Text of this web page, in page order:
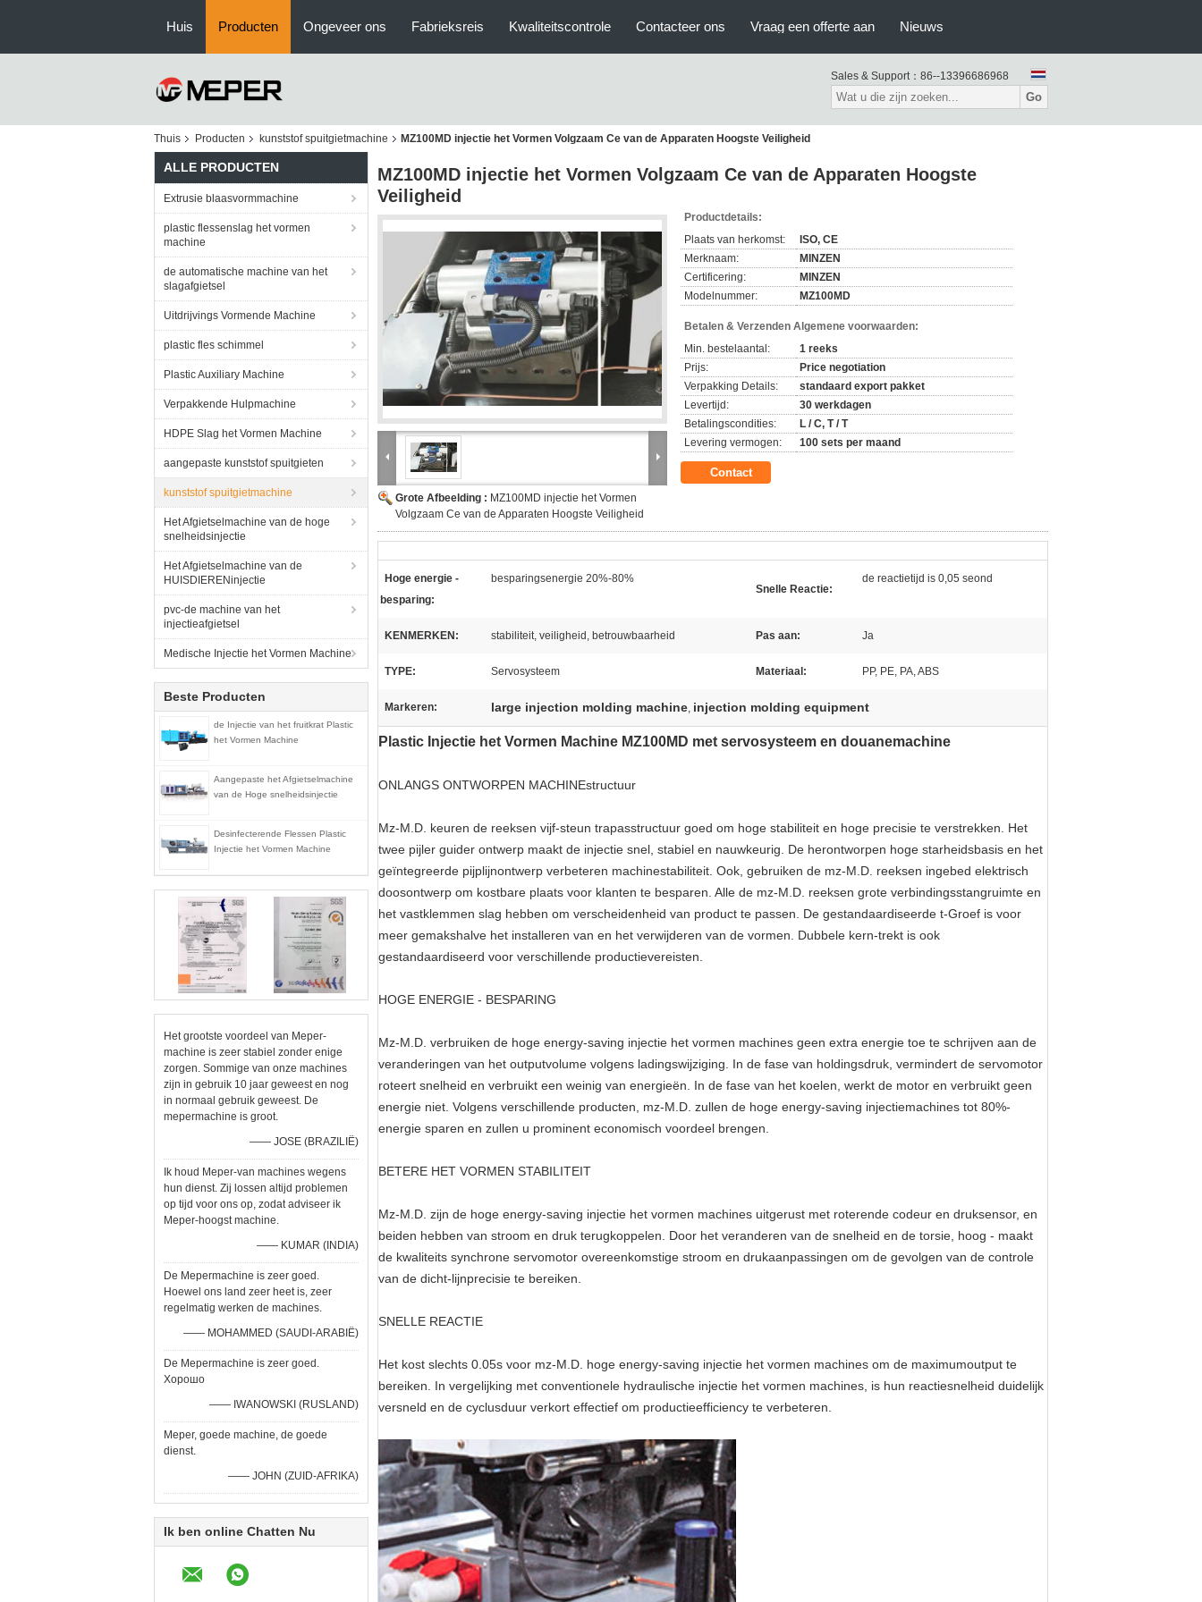
Huis Producten Ongeveer ons Fabrieksreis Kwaliteitscontrole Contacteer ons Vraag een offerte aan Nieuws
Sales & Support： 86--13396686968
Go
Thuis Producten kunststof spuitgietmachine MZ100MD injectie het Vormen Volgzaam Ce van de Apparaten Hoogste Veiligheid
ALLE PRODUCTEN
Extrusie blaasvormmachine
plastic flessenslag het vormen
machine
de automatische machine van het
slagafgietsel
Uitdrijvings Vormende Machine
plastic fles schimmel
Plastic Auxiliary Machine
Verpakkende Hulpmachine
HDPE Slag het Vormen Machine
aangepaste kunststof spuitgieten
kunststof spuitgietmachine
Het Afgietselmachine van de hoge
snelheidsinjectie
Het Afgietselmachine van de
HUISDIERENinjectie
pvc-de machine van het
injectieafgietsel
Medische Injectie het Vormen Machine
Beste Producten
de Injectie van het fruitkrat Plastic
het Vormen Machine
Aangepaste het Afgietselmachine
van de Hoge snelheidsinjectie
Desinfecterende Flessen Plastic
Injectie het Vormen Machine
Het grootste voordeel van Meper-
machine is zeer stabiel zonder enige
zorgen. Sommige van onze machines
zijn in gebruik 10 jaar geweest en nog
in normaal gebruik geweest. De
mepermachine is groot.
—— JOSE (BRAZILIË)
Ik houd Meper-van machines wegens
hun dienst. Zij lossen altijd problemen
op tijd voor ons op, zodat adviseer ik
Meper-hoogst machine.
—— KUMAR (INDIA)
De Mepermachine is zeer goed.
Hoewel ons land zeer heet is, zeer
regelmatig werken de machines.
—— MOHAMMED (SAUDI-ARABIË)
De Mepermachine is zeer goed.
Хорошо
—— IWANOWSKI (RUSLAND)
Meper, goede machine, de goede
dienst.
—— JOHN (ZUID-AFRIKA)
Ik ben online Chatten Nu
MZ100MD injectie het Vormen Volgzaam Ce van de Apparaten Hoogste
Veiligheid
Grote Afbeelding : MZ100MD injectie het Vormen
Volgzaam Ce van de Apparaten Hoogste Veiligheid
Productdetails:
Plaats van herkomst:
ISO, CE
Merknaam:
MINZEN
Certificering:
MINZEN
Modelnummer:
MZ100MD
Betalen & Verzenden Algemene voorwaarden:
Min. bestelaantal:
1 reeks
Prijs:
Price negotiation
Verpakking Details:
standaard export pakket
Levertijd:
30 werkdagen
Betalingscondities:
L / C, T / T
Levering vermogen:
100 sets per maand
Contact
Hoge energie -
besparing:
besparingsenergie 20%-80%
Snelle Reactie:
de reactietijd is 0,05 seond
KENMERKEN: stabiliteit, veiligheid, betrouwbaarheid Pas aan: Ja
TYPE: Servosysteem Materiaal: PP, PE, PA, ABS
Markeren: large injection molding machine, injection molding equipment
Plastic Injectie het Vormen Machine MZ100MD met servosysteem en douanemachine
ONLANGS ONTWORPEN MACHINEstructuur
Mz-M.D. keuren de reeksen vijf-steun trapasstructuur goed om hoge stabiliteit en hoge precisie te verstrekken. Het
twee pijler guider ontwerp maakt de injectie snel, stabiel en nauwkeurig. De herontworpen hoge starheidsbasis en het
geïntegreerde pijplijnontwerp verbeteren machinestabiliteit. Ook, gebruiken de mz-M.D. reeksen ingebed elektrisch
doosontwerp om kostbare plaats voor klanten te besparen. Alle de mz-M.D. reeksen grote verbindingsstangruimte en
het vastklemmen slag hebben om verscheidenheid van product te passen. De gestandaardiseerde t-Groef is voor
meer gemakshalve het installeren van en het verwijderen van de vormen. Dubbele kern-trekt is ook
gestandaardiseerd voor verschillende productievereisten.
HOGE ENERGIE - BESPARING
Mz-M.D. verbruiken de hoge energy-saving injectie het vormen machines geen extra energie toe te schrijven aan de
veranderingen van het outputvolume volgens ladingswijziging. In de fase van holdingsdruk, vermindert de servomotor
roteert snelheid en verbruikt een weinig van energieën. In de fase van het koelen, werkt de motor en verbruikt geen
energie niet. Volgens verschillende producten, mz-M.D. zullen de hoge energy-saving injectiemachines tot 80%-
energie sparen en zullen u prominent economisch voordeel brengen.
BETERE HET VORMEN STABILITEIT
Mz-M.D. zijn de hoge energy-saving injectie het vormen machines uitgerust met roterende codeur en druksensor, en
beiden hebben van stroom en druk terugkoppelen. Door het veranderen van de snelheid en de torsie, hoog - maakt
de kwaliteits synchrone servomotor overeenkomstige stroom en drukaanpassingen om de gevolgen van de controle
van de dicht-lijnprecisie te bereiken.
SNELLE REACTIE
Het kost slechts 0.05s voor mz-M.D. hoge energy-saving injectie het vormen machines om de maximumoutput te
bereiken. In vergelijking met conventionele hydraulische injectie het vormen machines, is hun reactiesnelheid duidelijk
versneld en de cyclusduur verkort effectief om productieefficiency te verbeteren.